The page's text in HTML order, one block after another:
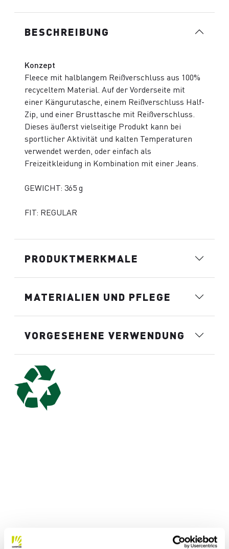
BESCHREIBUNG
Konzept
Fleece mit halblangem Reißverschluss aus 100%
recyceltem Material. Auf der Vorderseite mit
einer Kängurutasche, einem Reißverschluss Half-
Zip, und einer Brusttasche mit Reißverschluss.
Dieses äußerst vielseitige Produkt kann bei
sportlicher Aktivität und kalten Temperaturen
verwendet werden, oder einfach als
Freizeitkleidung in Kombination mit einer Jeans.
GEWICHT: 365 g
FIT: REGULAR
PRODUKTMERKMALE
MATERIALIEN UND PFLEGE
VORGESEHENE VERWENDUNG